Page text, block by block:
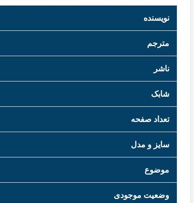
نویسنده
مترجم
ناشر
شابک
تعداد صفحه
سایز و مدل
موضوع
وضعیت موجودی